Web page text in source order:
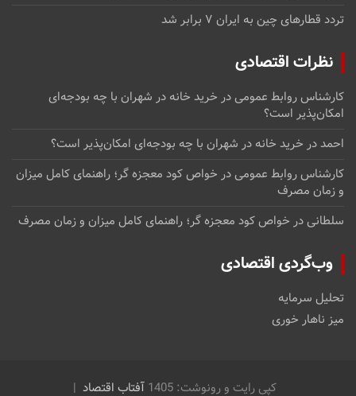
تردد قطارهای چین به ایران ۷ برابر شد
نظرات اقتصادی
کارشناس روابط عمومیدرخرید خانه در شهران با چه بودجه‌ای
امکان‌پذیر است؟
احمددرخرید خانه در شهران با چه بودجه‌ای امکان‌پذیر است؟
کارشناس روابط عمومیدرخواص کود معجزه گر؛ راهنمای کامل میزان
و زمان مصرف
سلطانیدرخواص کود معجزه گر؛ راهنمای کامل میزان و زمان مصرف
وب‌گردی اقتصادی
تحلیل سرمایه
میز ناهار خوری
کپی رایت و رونوشت: 1405 آفتاب اقتصاد